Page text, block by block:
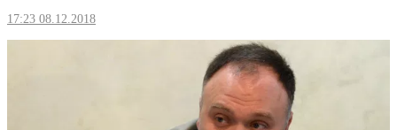
17:23 08.12.2018